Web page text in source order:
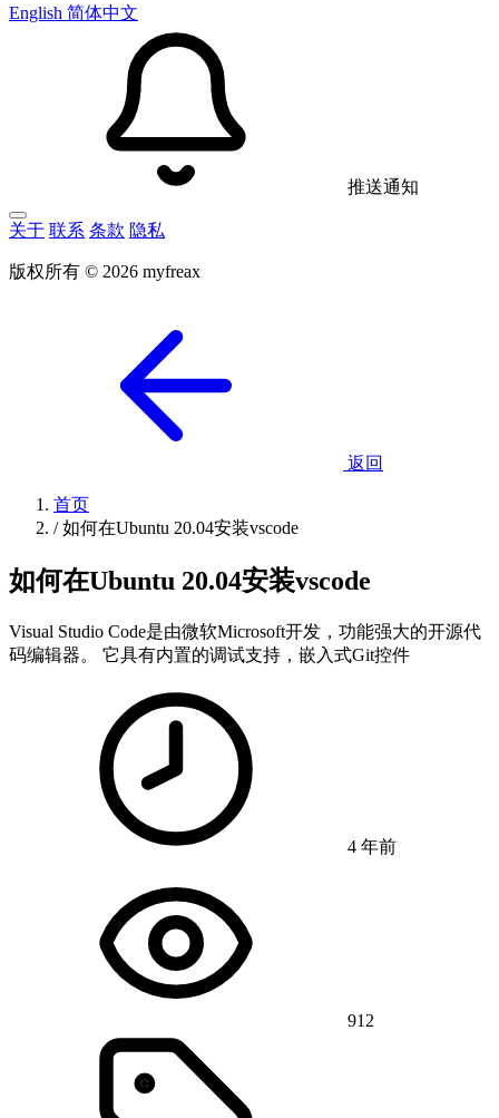
English 简体中文
推送通知
关于 联系 条款 隐私
版权所有 © 2026 myfreax
返回
首页
/ 如何在Ubuntu 20.04安装vscode
如何在Ubuntu 20.04安装vscode
Visual Studio Code是由微软Microsoft开发，功能强大的开源代
码编辑器。 它具有内置的调试支持，嵌入式Git控件
4 年前
912